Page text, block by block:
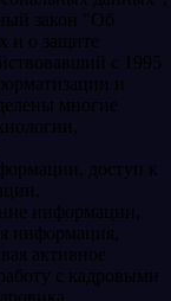
закон "Об
и о защите
с 1995
и
многие
доступ к
информации,
информация,
активное
с кадровыми